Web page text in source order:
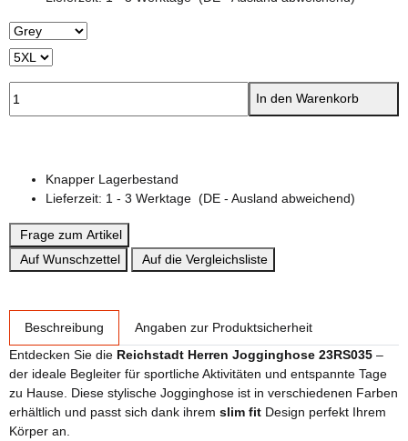
In den Warenkorb
Knapper Lagerbestand
Lieferzeit: 1 - 3 Werktage (DE - Ausland abweichend)
Frage zum Artikel
Auf Wunschzettel
Auf die Vergleichsliste
Beschreibung
Angaben zur Produktsicherheit
Entdecken Sie die Reichstadt Herren Jogginghose 23RS035 –
der ideale Begleiter für sportliche Aktivitäten und entspannte Tage
zu Hause. Diese stylische Jogginghose ist in verschiedenen Farben
erhältlich und passt sich dank ihrem slim fit Design perfekt Ihrem
Körper an.